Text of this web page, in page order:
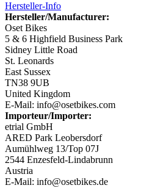
Hersteller-Info
Hersteller/Manufacturer:
Oset Bikes
5 & 6 Highfield Business Park
Sidney Little Road
St. Leonards
East Sussex
TN38 9UB
United Kingdom
E-Mail: info@osetbikes.com
Importeur/Importer:
etrial GmbH
ARED Park Leobersdorf
Aumühlweg 13/Top 07J
2544 Enzesfeld-Lindabrunn
Austria
E-Mail: info@osetbikes.de